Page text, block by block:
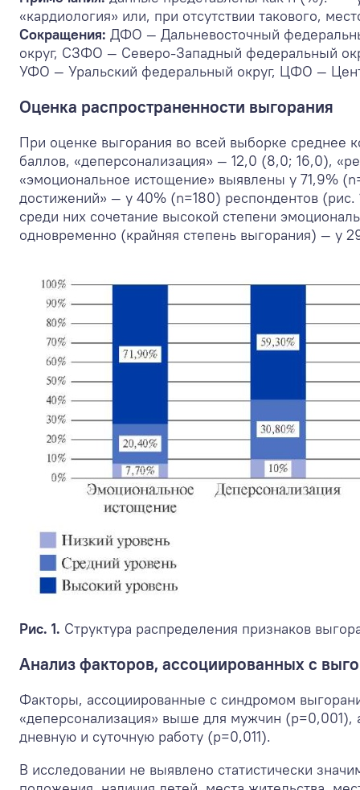
«кардиология» или, при отсутствии такового,
Сокращения: ДФО — Дальневосточный
округ, СЗФО — Северо-Западный федеральный
УФО — Уральский федеральный округ, ЦФО —
Оценка распространенности выгорания
При оценке выгорания во всей выборке среднее
баллов, «деперсонализация» — 12,0 (8,0; 16,0),
«эмоциональное истощение» выявлены у 71,9%
достижений» — у 40% (n=180) респондентов
среди них сочетание высокой степени
одновременно (крайняя степень выгорания) — у
Рис. 1. Структура распределения признаков
Анализ факторов, ассоциированных с
Факторы, ассоциированные с синдромом
«деперсонализация» выше для мужчин
дневную и суточную работу (р=0,011).
В исследовании не выявлено статистически